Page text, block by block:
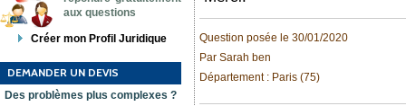
aux questions
Créer mon Profil Juridique
DEMANDER UN DEVIS
Des problèmes plus complexes ?
Question posée le 30/01/2020
Par Sarah ben
Département : Paris (75)